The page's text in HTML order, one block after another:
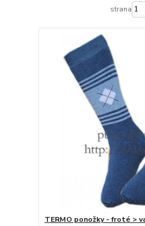
strana
TERMO ponožky - froté >